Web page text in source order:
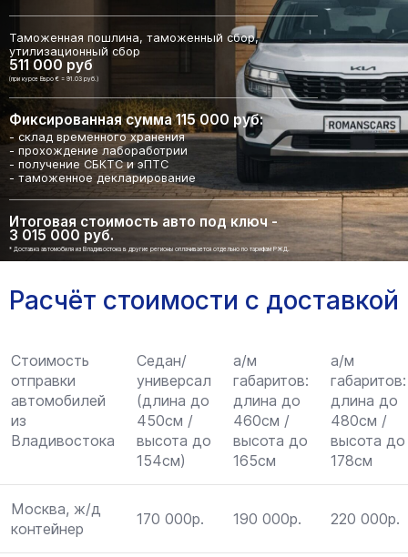
Таможенная пошлина, таможенный сбор,
утилизационный сбор
511 000 руб
(при курсе Евро € = 91.03 руб.)
Фиксированная сумма 115 000 руб:
- склад временного хранения
- прохождение лабоработрии
- получение СБКТС и эПТС
- таможенное декларирование
Итоговая стоимость авто под ключ -
3 015 000 руб.
* Доставка автомобиля из Владивостока в другие регионы оплачивается отдельно по тарифам РЖД.
Расчёт стоимости с доставкой
Стоимость
отправки
автомобилей
из
Владивостока
Седан/
универсал
(длина до
450см /
высота до
154см)
а/м
габаритов:
длина до
460см /
высота до
165см
а/м
габаритов:
длина до
480см /
высота до
178см
Москва, ж/д
контейнер
170 000р. 190 000р. 220 000р.